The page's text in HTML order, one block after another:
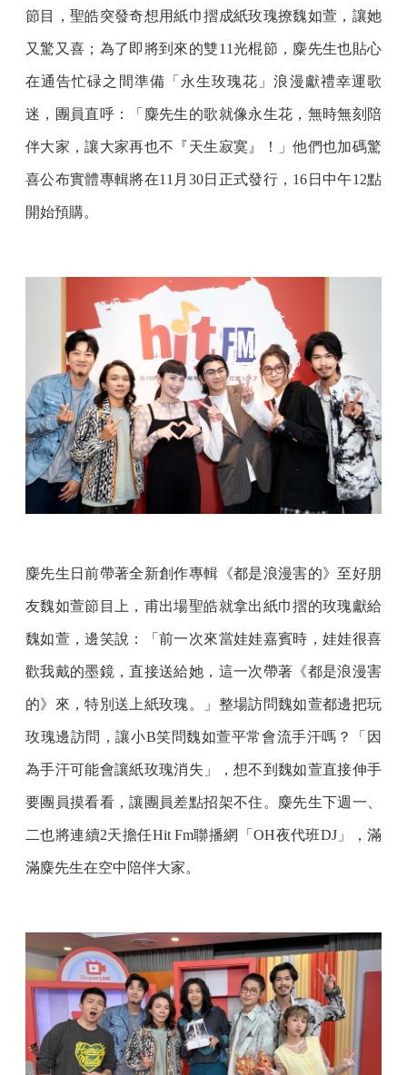
節目，聖皓突發奇想用紙巾摺成紙玫瑰撩魏如萱，讓她
又驚又喜；為了即將到來的雙11光棍節，麋先生也貼心
在通告忙碌之間準備「永生玫瑰花」浪漫獻禮幸運歌
迷，團員直呼：「麋先生的歌就像永生花，無時無刻陪
伴大家，讓大家再也不『天生寂寞』！」他們也加碼驚
喜公布實體專輯將在11月30日正式發行，16日中午12點
開始預購。
麋先生日前帶著全新創作專輯《都是浪漫害的》至好朋
友魏如萱節目上，甫出場聖皓就拿出紙巾摺的玫瑰獻給
魏如萱，邊笑說：「前一次來當娃娃嘉賓時，娃娃很喜
歡我戴的墨鏡，直接送給她，這一次帶著《都是浪漫害
的》來，特別送上紙玫瑰。」整場訪問魏如萱都邊把玩
玫瑰邊訪問，讓小B笑問魏如萱平常會流手汗嗎？「因
為手汗可能會讓紙玫瑰消失」，想不到魏如萱直接伸手
要團員摸看看，讓團員差點招架不住。麋先生下週一、
二也將連續2天擔任Hit Fm聯播網「OH夜代班DJ」，滿
滿麋先生在空中陪伴大家。